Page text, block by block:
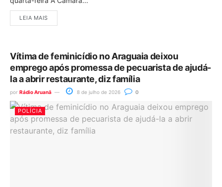
LEIA MAIS
Vítima de feminicídio no Araguaia deixou
emprego após promessa de pecuarista de ajudá-
la a abrir restaurante, diz família
por Rádio Aruanã 8 de julho de 2026 0
POLÍCIA